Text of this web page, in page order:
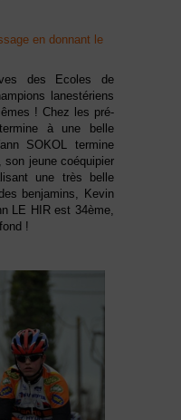
en donnant le
des Ecoles de
lanestériens
! Chez les pré-
à une belle
SOKOL termine
son jeune coéquipier
une très belle
benjamins, Kevin
LE HIR est 34ème,
!